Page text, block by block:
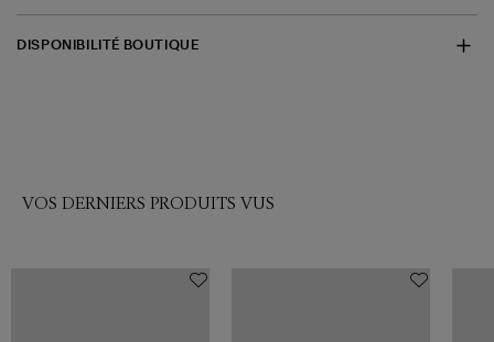
DISPONIBILITÉ BOUTIQUE
VOS DERNIERS PRODUITS VUS